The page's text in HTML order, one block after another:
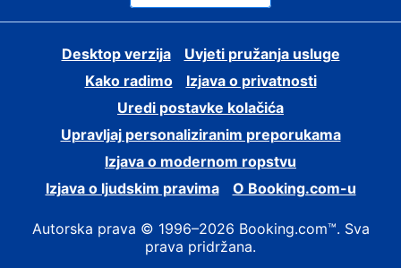
Desktop verzija
Uvjeti pružanja usluge
Kako radimo
Izjava o privatnosti
Uredi postavke kolačića
Upravljaj personaliziranim preporukama
Izjava o modernom ropstvu
Izjava o ljudskim pravima
O Booking.com-u
Autorska prava © 1996–2026 Booking.com™. Sva
prava pridržana.